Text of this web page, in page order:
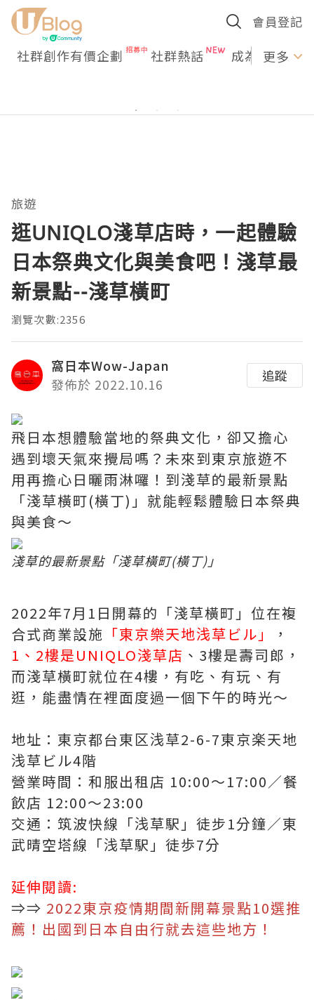
會員登記
社群創作有價企劃 社群熱話 成為U更多
旅遊
逛UNIQLO淺草店時，一起體驗
日本祭典文化與美食吧！淺草最
新景點--淺草橫町
瀏覽次數:2356
窩日本Wow-Japan
發佈於 2022.10.16
追蹤
飛日本想體驗當地的祭典文化，卻又擔心
遇到壞天氣來攪局嗎？未來到東京旅遊不
用再擔心日曬雨淋囉！到淺草的最新景點
「淺草橫町(橫丁)」就能輕鬆體驗日本祭典
與美食～
淺草的最新景點「淺草橫町(橫丁)」
2022年7月1日開幕的「淺草橫町」位在複
合式商業設施 「東京樂天地浅草ビル」
，
1、2樓是UNIQLO淺草店 、3樓是壽司郎，
而淺草橫町就位在4樓，有吃、有玩、有
逛，能盡情在裡面度過一個下午的時光～
地址：東京都台東区浅草2-6-7東京楽天地
浅草ビル4階
營業時間：和服出租店 10:00～17:00／餐
飲店 12:00～23:00
交通：筑波快線「浅草駅」徒步1分鐘／東
武晴空塔線「浅草駅」徒歩7分
延伸閱讀:
⇒⇒ 2022東京疫情期間新開幕景點10選推
薦！出國到日本自由行就去這些地方！